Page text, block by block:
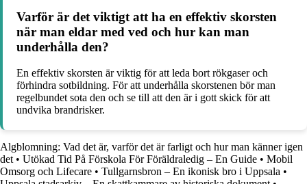
Varför är det viktigt att ha en effektiv skorsten
när man eldar med ved och hur kan man
underhålla den?
En effektiv skorsten är viktig för att leda bort rökgaser och
förhindra sotbildning. För att underhålla skorstenen bör man
regelbundet sota den och se till att den är i gott skick för att
undvika brandrisker.
Algblomning: Vad det är, varför det är farligt och hur man känner igen
det• Utökad Tid På Förskola För Föräldraledig – En Guide • Mobil
Omsorg och Lifecare • Tullgarnsbron – En ikonisk bro i Uppsala •